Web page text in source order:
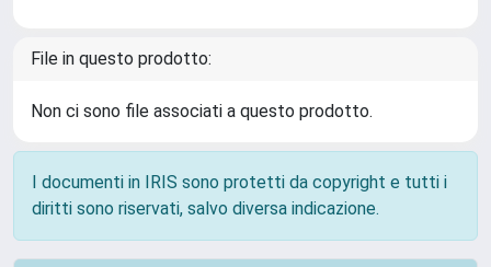
File in questo prodotto:
Non ci sono file associati a questo prodotto.
I documenti in IRIS sono protetti da copyright e tutti i
diritti sono riservati, salvo diversa indicazione.